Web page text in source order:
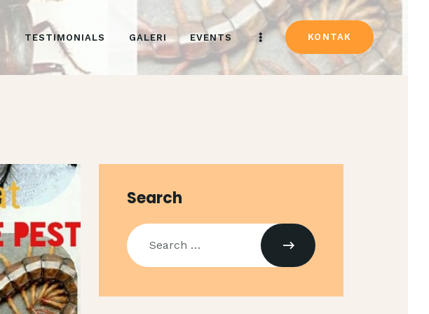
TESTIMONIALS GALERI EVENTS KONTAK
Search